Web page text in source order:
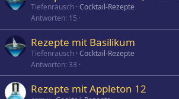
Tiefenrausch Cocktail-Rezepte
Antworten 15
Rezepte mit Basilikum
Tiefenrausch Cocktail-Rezepte
Antworten 33
Rezepte mit Appleton 12